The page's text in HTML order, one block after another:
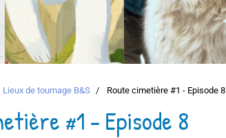
Lieux de tournage B&S Route cimetière #1 - Episode 8
#1 - Episode 8